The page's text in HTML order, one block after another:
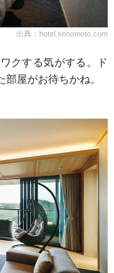
出典：hotel.senomoto.com
クする気がする。ド
屋がお待ちかね。